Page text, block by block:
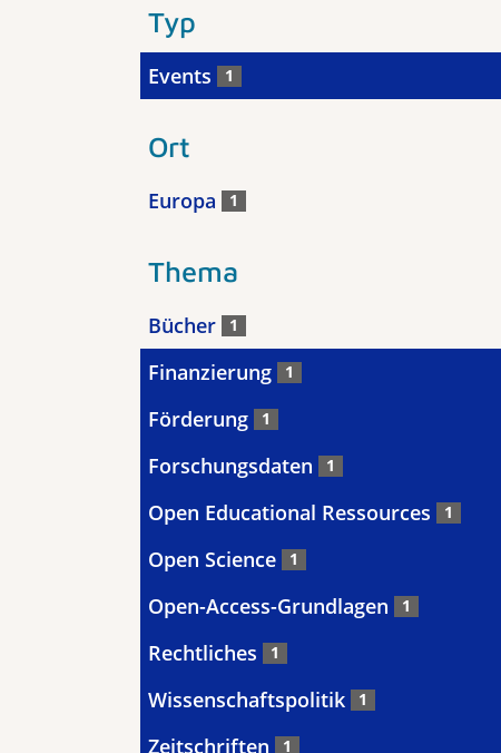
Typ
Events 1
Ort
Europa 1
Thema
Bücher 1
Finanzierung 1
Förderung 1
Forschungsdaten 1
Open Educational Ressources 1
Open Science 1
Open-Access-Grundlagen 1
Rechtliches 1
Wissenschaftspolitik 1
Zeitschriften 1